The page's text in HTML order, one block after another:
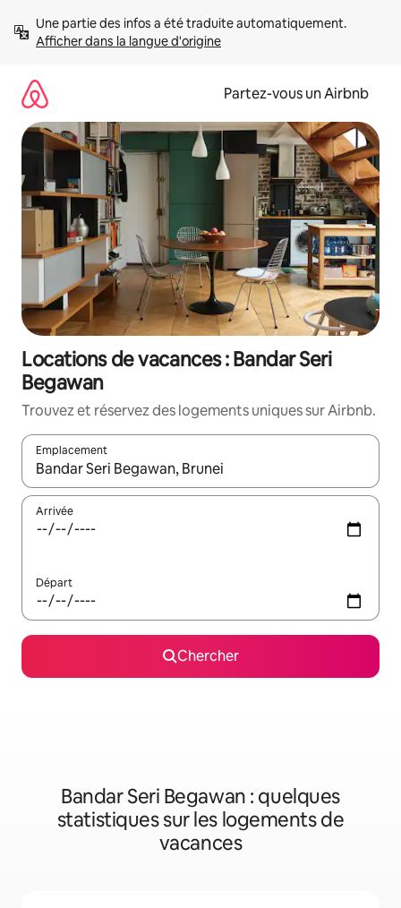
directement
Afficher dans la langue d'origine
Partez-vous un Airbnb
Locations de vacances : Bandar Seri
Begawan
Trouvez et réservez des logements uniques sur Airbnb.
Emplacement
Quand les résultats sont affichés, parcourez-les en utilisant
Arrivée
Départ
Chercher
Bandar Seri Begawan : quelques
statistiques sur les logements de
vacances